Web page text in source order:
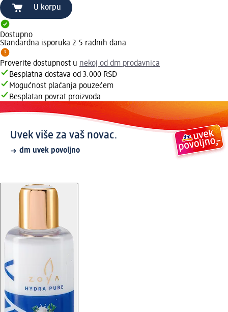
U korpu
Dostupno
Standardna isporuka 2-5 radnih dana
Proverite dostupnost u nekoj od dm prodavnica
Besplatna dostava od 3.000 RSD
Mogućnost plaćanja pouzećem
Besplatan povrat proizvoda
Uvek više za vaš novac.
dm uvek povoljno